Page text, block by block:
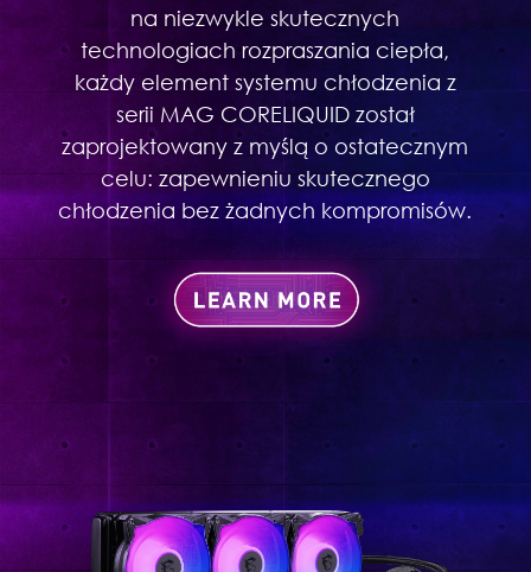
na niezwykle skutecznych
technologiach rozpraszania ciepła,
każdy element systemu chłodzenia z
serii MAG CORELIQUID został
zaprojektowany z myślą o ostatecznym
celu: zapewnieniu skutecznego
chłodzenia bez żadnych kompromisów.